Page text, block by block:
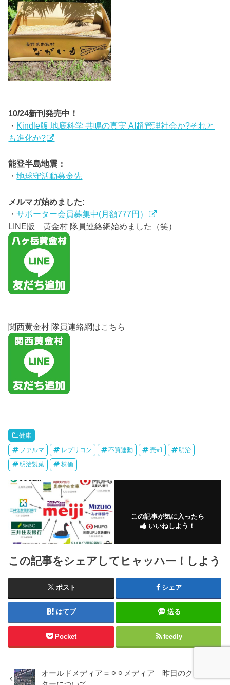
10/24新刊発売中！
・ Kindle版 地底科学 共鳴の真実 AI超管理社会か?それと
も進化か?
能登半島地震：
・地球守活動募金先
メルマガ始めました:
・サポーター会員募集中(月額777円）
LINE版 黄金村 隊員連絡網始めました（笑）
関西黄金村 隊員連絡網はこちら
健康
ファルマ レプリコン 不買運動 売却 明治
明治製菓 株価
この記事が気に入ったら
いいねしよう！
この記事をシェアしてヒャッハー！しよう
ポスト シェア
はてブ 送る
Pocket feedly
オールドメディア＝⚪︎⚪︎メディア 昨日のクーデー